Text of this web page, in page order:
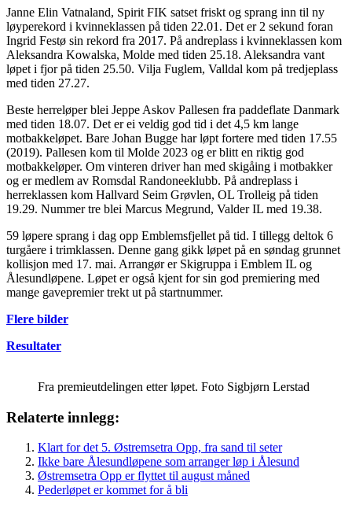
Janne Elin Vatnaland, Spirit FIK satset friskt og sprang inn til ny
løyperekord i kvinneklassen på tiden 22.01. Det er 2 sekund foran
Ingrid Festø sin rekord fra 2017. På andreplass i kvinneklassen kom
Aleksandra Kowalska, Molde med tiden 25.18. Aleksandra vant
løpet i fjor på tiden 25.50. Vilja Fuglem, Valldal kom på tredjeplass
med tiden 27.27.
Beste herreløper blei Jeppe Askov Pallesen fra paddeflate Danmark
med tiden 18.07. Det er ei veldig god tid i det 4,5 km lange
motbakkeløpet. Bare Johan Bugge har løpt fortere med tiden 17.55
(2019). Pallesen kom til Molde 2023 og er blitt en riktig god
motbakkeløper. Om vinteren driver han med skigåing i motbakker
og er medlem av Romsdal Randoneeklubb. På andreplass i
herreklassen kom Hallvard Seim Grøvlen, OL Trolleig på tiden
19.29. Nummer tre blei Marcus Megrund, Valder IL med 19.38.
59 løpere sprang i dag opp Emblemsfjellet på tid. I tillegg deltok 6
turgåere i trimklassen. Denne gang gikk løpet på en søndag grunnet
kollisjon med 17. mai. Arrangør er Skigruppa i Emblem IL og
Ålesundløpene. Løpet er også kjent for sin god premiering med
mange gavepremier trekt ut på startnummer.
Flere bilder
Resultater
Fra premieutdelingen etter løpet. Foto Sigbjørn Lerstad
Relaterte innlegg:
Klart for det 5. Østremsetra Opp, fra sand til seter
Ikke bare Ålesundløpene som arranger løp i Ålesund
Østremsetra Opp er flyttet til august måned
Pederløpet er kommet for å bli